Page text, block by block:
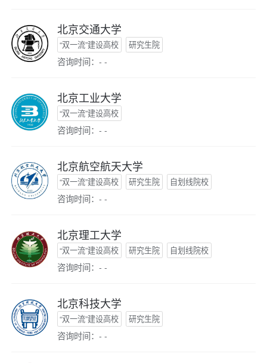
北京交通大学
“双一流”建设高校 研究生院
咨询时间：- -
北京工业大学
“双一流”建设高校
咨询时间：- -
北京航空航天大学
“双一流”建设高校 研究生院 自划线院校
咨询时间：- -
北京理工大学
“双一流”建设高校 研究生院 自划线院校
咨询时间：- -
北京科技大学
“双一流”建设高校 研究生院
咨询时间：- -